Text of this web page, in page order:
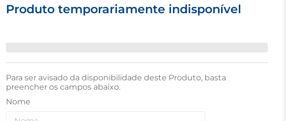
Produto temporariamente indisponível
Para ser avisado da disponibilidade deste Produto, basta
preencher os campos abaixo.